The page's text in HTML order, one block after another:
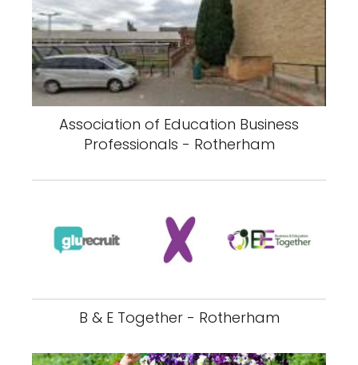
Association of Education Business
Professionals - Rotherham
B & E Together - Rotherham